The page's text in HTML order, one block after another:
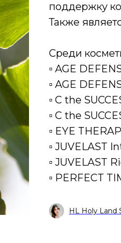
поддержку
Также
Среди
▫️ AGE
▫️ AGE
▫️ C the
▫️ C the
▫️ EYE
▫️ JUVELAST
▫️ JUVELAST
▫️ PERFECT
HL Holy Land